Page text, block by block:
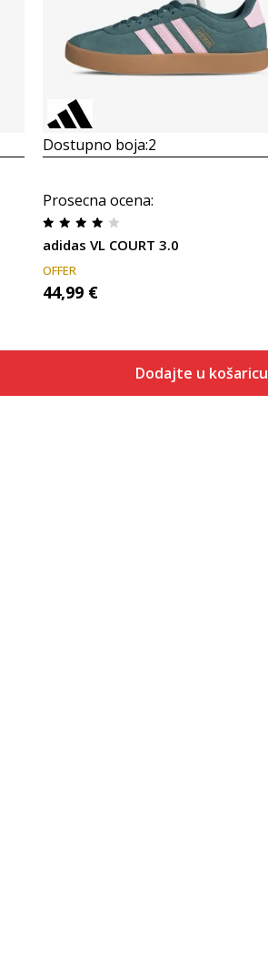
Dostupno boja:2
Prosecna ocena:
adidas VL COURT 3.0
OFFER
44,99 €
Dodajte u košaricu